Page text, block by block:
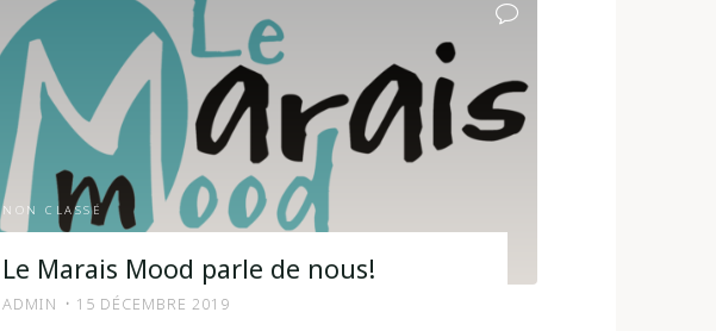
après
midi
dimanche
matin
au
Studio
NON CLASSÉ
Le Marais Mood parle de nous!
ADMIN 15 DÉCEMBRE 2019